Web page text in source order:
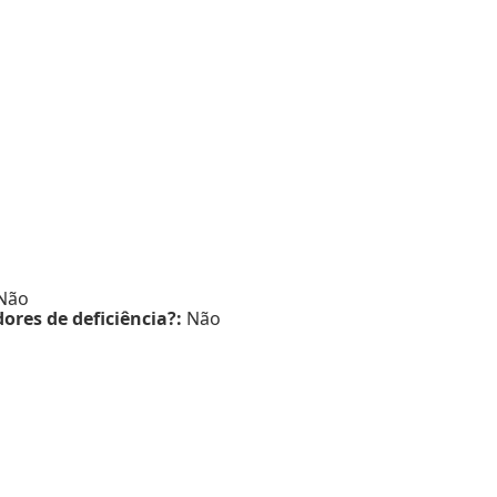
de deficiência?: Não